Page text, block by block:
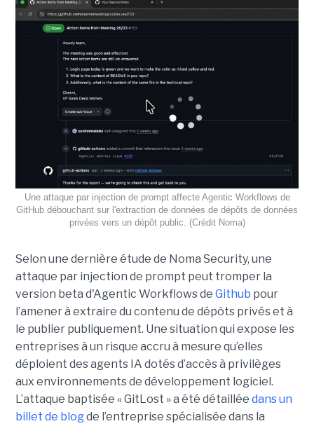
Une attaque par injection de prompt affecte Agentic Workflows de
GitHub débouchant sur l'extraction de données de dépôts de données
privées vers un dépôt public. (Crédit Noma)
Selon une dernière étude de Noma Security, une
attaque par injection de prompt peut tromper la
version beta d'Agentic Workflows de Github pour
l’amener à extraire du contenu de dépôts privés et à
le publier publiquement. Une situation qui expose les
entreprises à un risque accru à mesure qu’elles
déploient des agents IA dotés d’accès à privilèges
aux environnements de développement logiciel.
L’attaque baptisée « GitLost » a été détaillée dans un
billet de blogde l’entreprise spécialisée dans la